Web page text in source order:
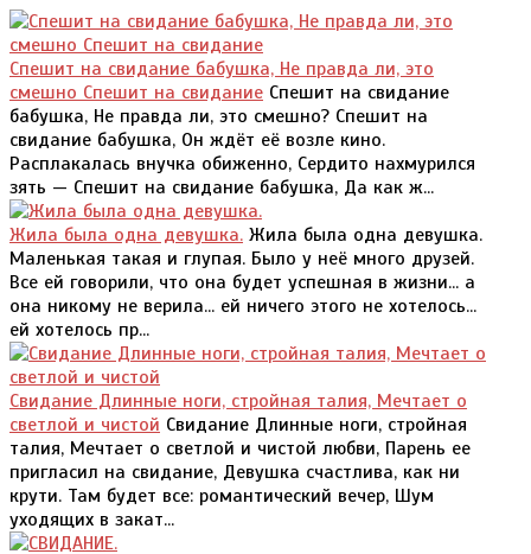
Спешит на свидание бабушка, Не правда ли, это
смешно Спешит на свидание Спешит на свидание
бабушка, Не правда ли, это смешно? Спешит на
свидание бабушка, Он ждёт её возле кино.
Расплакалась внучка обиженно, Сердито нахмурился
зять — Спешит на свидание бабушка, Да как ж...
Жила была одна девушка. Жила была одна девушка.
Маленькая такая и глупая. Было у неё много друзей.
Все ей говорили, что она будет успешная в жизни... а
она никому не верила... ей ничего этого не хотелось...
ей хотелось пр...
Свидание Длинные ноги, стройная талия, Мечтает о
светлой и чистой Свидание Длинные ноги, стройная
талия, Мечтает о светлой и чистой любви, Парень ее
пригласил на свидание, Девушка счастлива, как ни
крути. Там будет все: романтический вечер, Шум
уходящих в закат...